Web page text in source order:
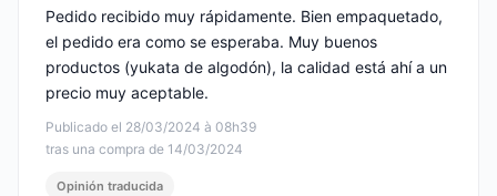
Publicado el 28/03/2024 à 08h39
tras una compra de 14/03/2024
Pedido recibido muy rápidamente. Bien empaquetado,
el pedido era como se esperaba. Muy buenos
productos (yukata de algodón), la calidad está ahí a un
precio muy aceptable.
Opinión traducida